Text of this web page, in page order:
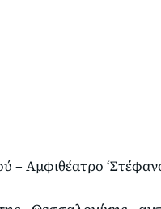
– Αμφιθέατρο